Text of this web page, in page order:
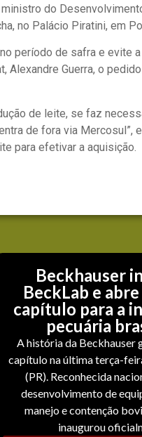
do
no Palácio Piratini, em
período de safra e
Guerra, o
de leite, se faz
de fora via
para efetivar a aquisição.
Beckhauser
BeckLab e
capítulo para a
pecuária
A história da Beckhauser
capítulo na última terça-
(PR). Reconhecida
desenvolvimento de
manejo e contenção
inaugurou